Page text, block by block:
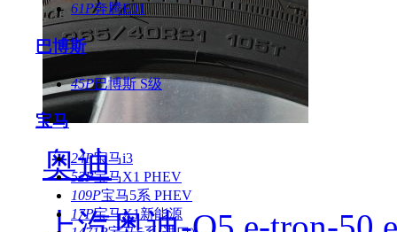
61P奔腾E01
巴博斯
45P巴博斯 S级
宝马
24P宝马i3
52P宝马X1 PHEV
109P宝马5系 PHEV
17P宝马X1新能源
奥迪